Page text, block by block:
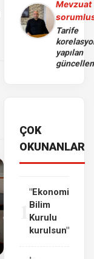
Mevzuat
Tarife
yapılan
ÇOK
OKUNANLAR
"Ekonomi
Bilim
Kurulu
kurulsun"